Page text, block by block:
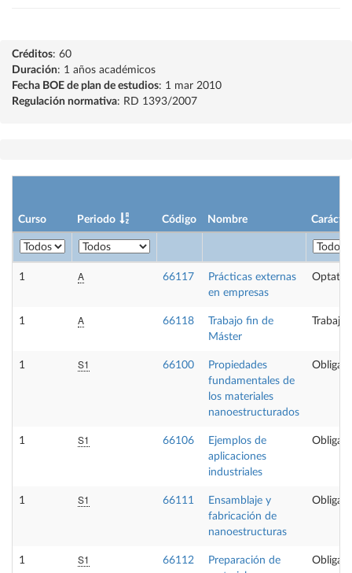
Créditos: 60
Duración: 1 años académicos
Fecha BOE de plan de estudios: 1 mar 2010
Regulación normativa: RD 1393/2007
Curso Periodo Código Nombre Carácter
1 A 66117
Prácticas externas
en empresas
1 A 66118
Trabajo fin de
Máster
1 S1 66100
Propiedades
fundamentales de
los materiales
nanoestructurados
1 S1 66106
Ejemplos de
aplicaciones
industriales
1 S1 66111
Ensamblaje y
fabricación de
nanoestructuras
1 S1 66112
Preparación de